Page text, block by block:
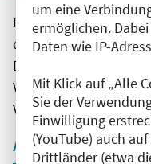
um eine
ermöglichen.
Daten wie IP-
Mit Klick auf „Alle
Sie der
Einwilligung
(YouTube) auch
Drittländer (etwa
Die hier aufgeführten
den unmittelbar vom
Die Ärztekammer
Verantwortung für
Veranstalter.
Aktive Filter